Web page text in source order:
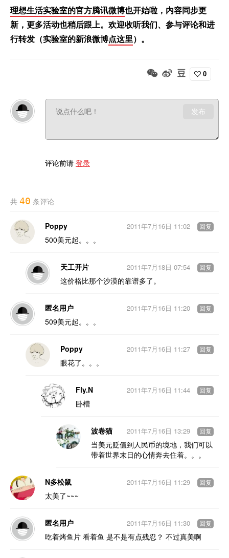
理想生活实验室的官方腾讯微博也开始啦，内容同步更
新，更多活动也稍后跟上。欢迎收听我们、参与评论和进
行转发（实验室的新浪微博点这里）。
0
发布
评论前请 登录
共 40 条评论
Poppy
500美元起。。。
2011年7月16日 11:02 回复
天工开片
这价格比那个沙漠的靠谱多了。
2011年7月18日 07:54 回复
匿名用户
509美元起。。。
2011年7月16日 11:20 回复
Poppy
眼花了。。。
2011年7月16日 11:27 回复
Fly.N
卧槽
2011年7月16日 11:44 回复
波卷猫
当美元贬值到人民币的境地，我们可以
带着世界末日的心情奔去住着。。。
2011年7月16日 13:29 回复
N多松鼠
太美了~~~
2011年7月16日 11:29 回复
匿名用户
吃着烤鱼片 看着鱼 是不是有点残忍？ 不过真美啊
2011年7月16日 11:30 回复